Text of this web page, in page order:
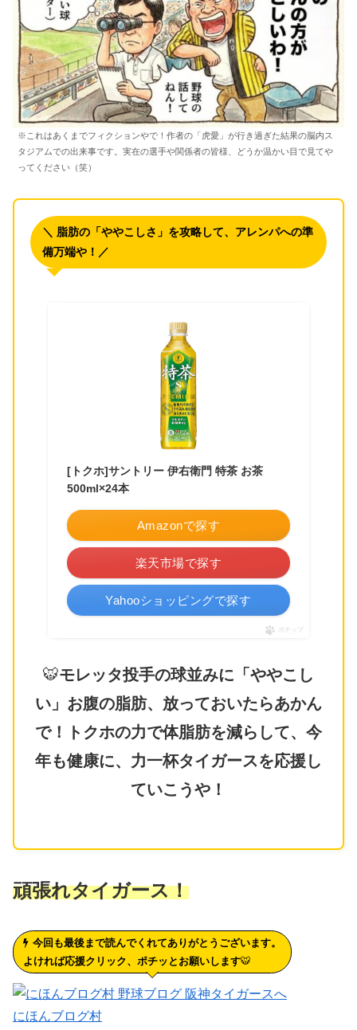
※これはあくまでフィクションやで！作者の「虎愛」が行き過ぎた結果の脳内ス
タジアムでの出来事です。実在の選手や関係者の皆様、どうか温かい目で見てや
ってください（笑）
＼ 脂肪の「ややこしさ」を攻略して、アレンパへの準
備万端や！／
[トクホ]サントリー 伊右衛門 特茶 お茶
500ml×24本
Amazonで探す
楽天市場で探す
Yahooショッピングで探す
ポチップ
🐯モレッタ投手の球並みに「ややこし
い」お腹の脂肪、放っておいたらあかん
で！トクホの力で体脂肪を減らして、今
年も健康に、力一杯タイガースを応援し
ていこうや！
頑張れタイガース！
今回も最後まで読んでくれてありがとうございます。
よければ応援クリック、ポチッとお願いします🐯
にほんブログ村